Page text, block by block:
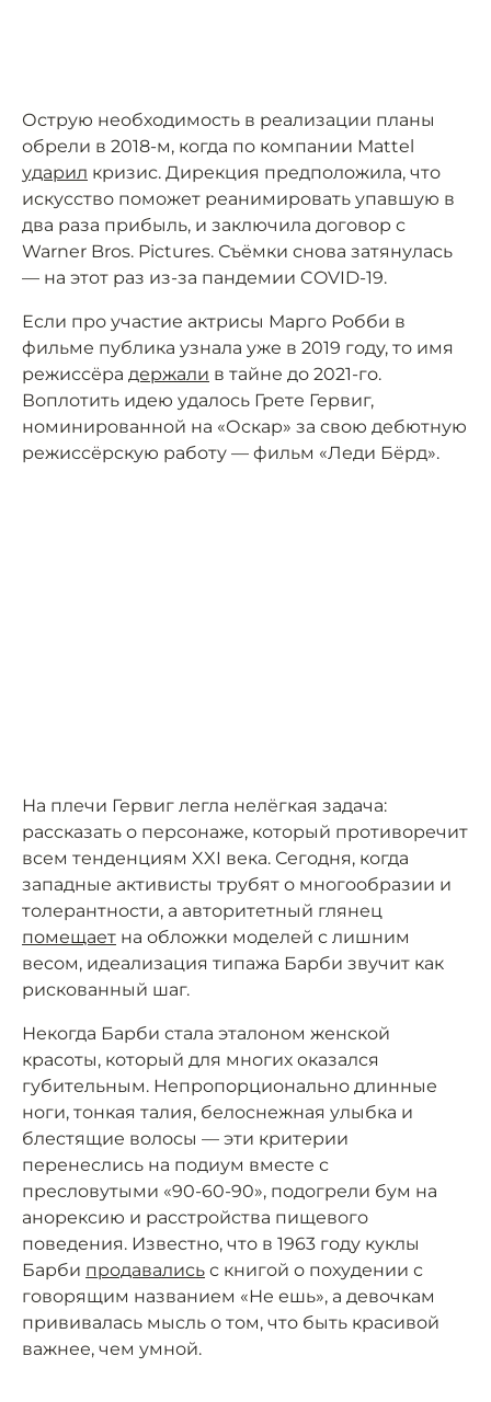
Острую необходимость в реализации планы
обрели в 2018-м, когда по компании Mattel
ударил кризис. Дирекция предположила, что
искусство поможет реанимировать упавшую в
два раза прибыль, и заключила договор с
Warner Bros. Pictures. Съёмки снова затянулась
— на этот раз из-за пандемии COVID-19.
Если про участие актрисы Марго Робби в
фильме публика узнала уже в 2019 году, то имя
режиссёра держали в тайне до 2021-го.
Воплотить идею удалось Грете Гервиг,
номинированной на «Оскар» за свою дебютную
режиссёрскую работу — фильм «Леди Бёрд».
На плечи Гервиг легла нелёгкая задача:
рассказать о персонаже, который противоречит
всем тенденциям XXI века. Сегодня, когда
западные активисты трубят о многообразии и
толерантности, а авторитетный глянец
помещает на обложки моделей с лишним
весом, идеализация типажа Барби звучит как
рискованный шаг.
Некогда Барби стала эталоном женской
красоты, который для многих оказался
губительным. Непропорционально длинные
ноги, тонкая талия, белоснежная улыбка и
блестящие волосы — эти критерии
перенеслись на подиум вместе с
пресловутыми «90-60-90», подогрели бум на
анорексию и расстройства пищевого
поведения. Известно, что в 1963 году куклы
Барби продавались с книгой о похудении с
говорящим названием «Не ешь», а девочкам
прививалась мысль о том, что быть красивой
важнее, чем умной.